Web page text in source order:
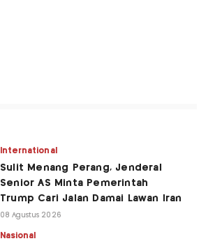
International
Sulit Menang Perang, Jenderal
Senior AS Minta Pemerintah
Trump Cari Jalan Damai Lawan Iran
08 Agustus 2026
Nasional